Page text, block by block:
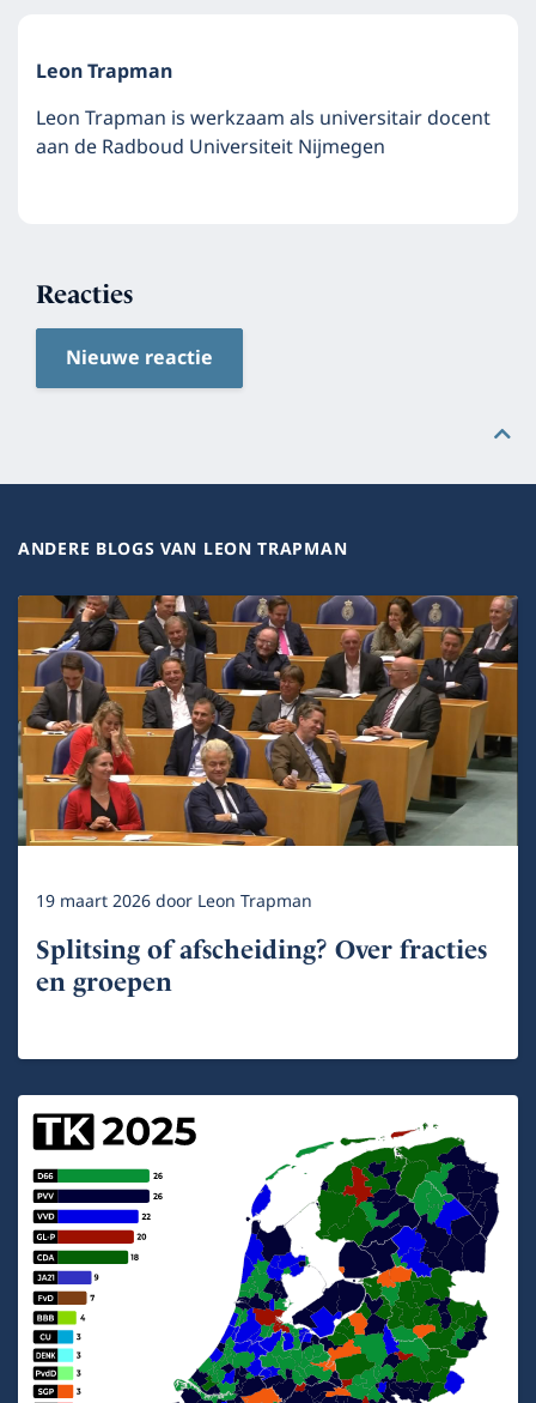
Leon Trapman
Leon Trapman is werkzaam als universitair docent
aan de Radboud Universiteit Nijmegen
Reacties
Nieuwe reactie
ANDERE BLOGS VAN LEON TRAPMAN
19 maart 2026door Leon Trapman
Splitsing of afscheiding? Over fracties
en groepen